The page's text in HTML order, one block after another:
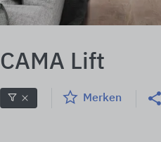
CAMA Lift
Merken